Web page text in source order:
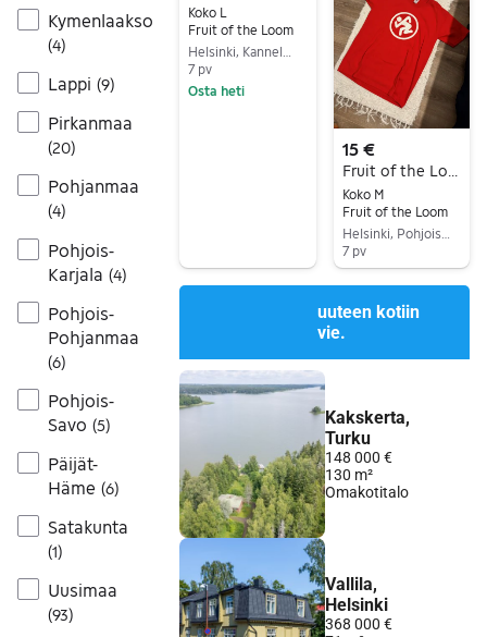
Kymenlaakso
(4)
Lappi (9)
Pirkanmaa
(20)
Pohjanmaa
(4)
Pohjois-
Karjala (4)
Pohjois-
Pohjanmaa
(6)
Pohjois-
Savo (5)
Päijät-
Häme (6)
Satakunta
(1)
Uusimaa
(93)
Koko L
Fruit of the Loom
7 pv
Osta heti
15 €
Koko M
Fruit of the Loom
7 pv